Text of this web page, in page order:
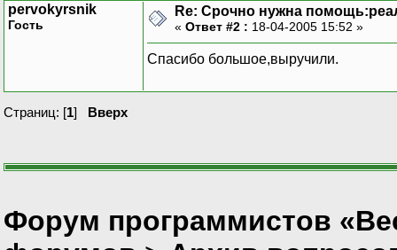
pervokyrsnik
Гость
Re: Срочно нужна
« Ответ #2 : 18-04-2005 15:52 »
Спасибо большое,выручили.
Страниц: [1] Вверх
Форум программистов